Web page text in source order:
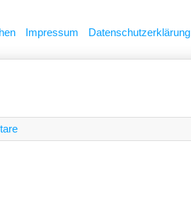
Impressum Datenschutzerklärung